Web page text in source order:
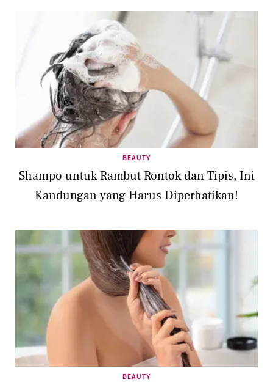
BEAUTY
Shampo untuk Rambut Rontok dan Tipis, Ini
Kandungan yang Harus Diperhatikan!
BEAUTY